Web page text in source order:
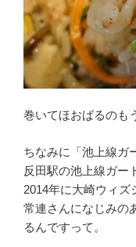
巻いてほおばるのも
ちなみに「池上線ガ
反田駅の池上線ガー
2014年に大崎ウィズ
常連さんになじみの
るんですって。